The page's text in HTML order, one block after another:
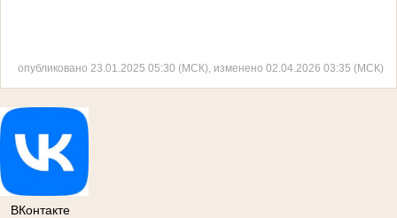
опубликовано 23.01.2025 05:30 (МСК), изменено 02.04.2026 03:35 (МСК)
ВКонтакте